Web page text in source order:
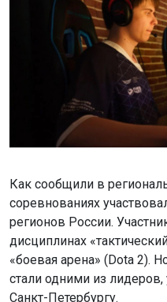
«боевая арена» (Dota 2).
стали одними из
Санкт-Петербургу.
Золото в открытом
команда Лицея №113,
воспитанники
победу одержали
открытого дивизиона
– команде НГАСУ
«Золото в Кубке
победа. Самые
Второй
капитан команды